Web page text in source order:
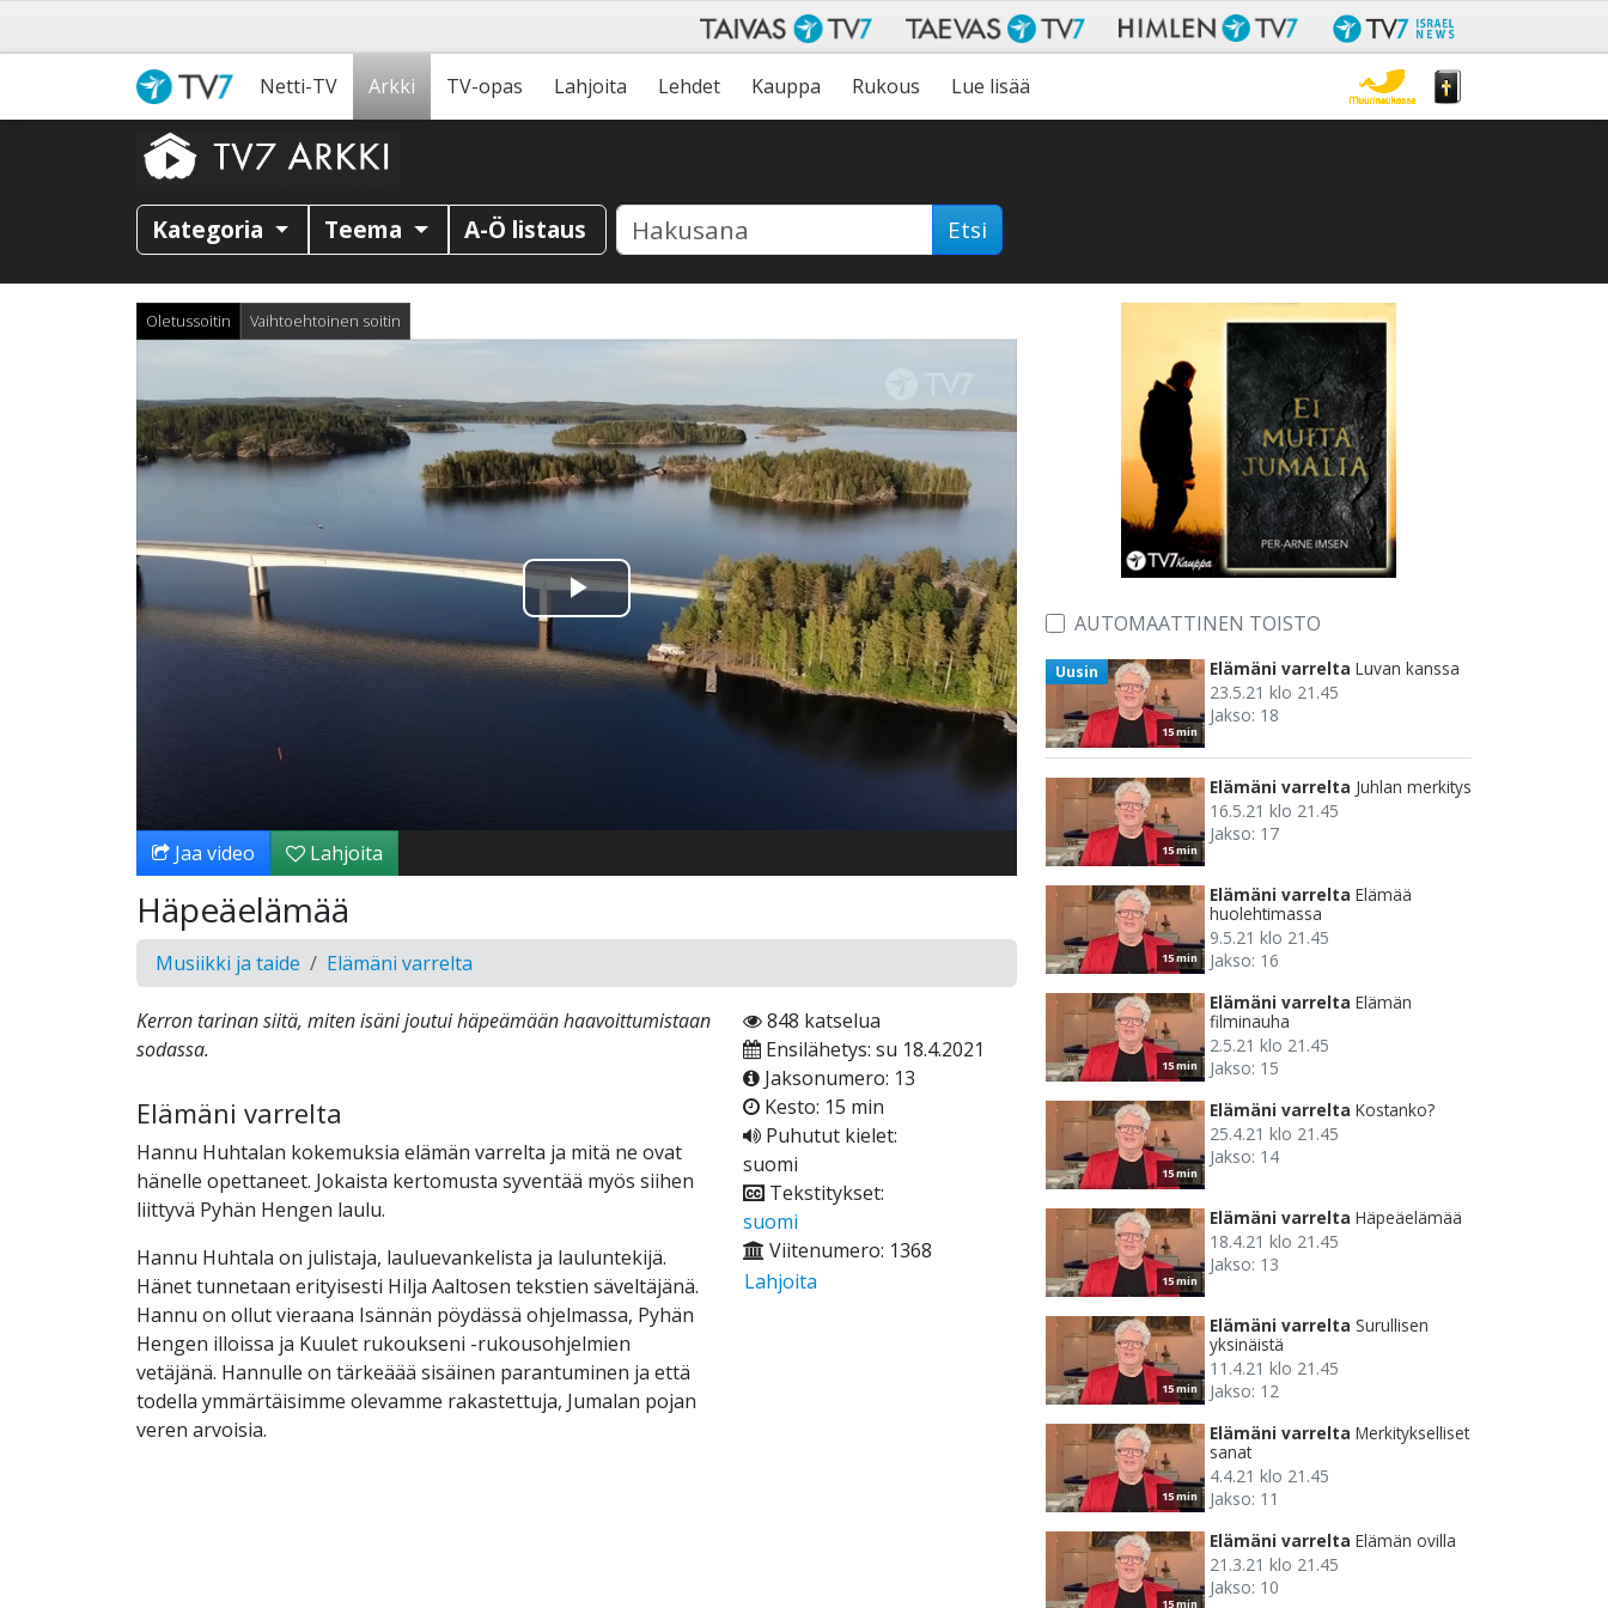
Netti-TV Arkki TV-opas Lahjoita Lehdet Kauppa Rukous Lue lisää
Kategoria Teema A-Ö listaus Etsi
Oletussoitin Vaihtoehtoinen soitin
Toista
Video
Jaa video Lahjoita
Häpeäelämää
Musiikki ja taide Elämäni varrelta
Kerron tarinan siitä, miten isäni joutui häpeämään haavoittumistaan
sodassa.
Elämäni varrelta
Hannu Huhtalan kokemuksia elämän varrelta ja mitä ne ovat
hänelle opettaneet. Jokaista kertomusta syventää myös siihen
liittyvä Pyhän Hengen laulu.
Hannu Huhtala on julistaja, lauluevankelista ja lauluntekijä.
Hänet tunnetaan erityisesti Hilja Aaltosen tekstien säveltäjänä.
Hannu on ollut vieraana Isännän pöydässä ohjelmassa, Pyhän
Hengen illoissa ja Kuulet rukoukseni -rukousohjelmien
vetäjänä. Hannulle on tärkeäää sisäinen parantuminen ja että
todella ymmärtäisimme olevamme rakastettuja, Jumalan pojan
veren arvoisia.
848 katselua
Ensilähetys: su 18.4.2021
Jaksonumero: 13
Kesto: 15 min
Puhutut kielet:
suomi
Tekstitykset:
suomi
Viitenumero: 1368
Lahjoita
AUTOMAATTINEN TOISTO
15 min
Uusin Elämäni varrelta Luvan kanssa
23.5.21 klo 21.45
Jakso: 18
15 min
Elämäni varrelta Juhlan merkitys
16.5.21 klo 21.45
Jakso: 17
15 min
Elämäni varrelta Elämää
huolehtimassa
9.5.21 klo 21.45
Jakso: 16
15 min
Elämäni varrelta Elämän
filminauha
2.5.21 klo 21.45
Jakso: 15
15 min
Elämäni varrelta Kostanko?
25.4.21 klo 21.45
Jakso: 14
15 min
Elämäni varrelta Häpeäelämää
18.4.21 klo 21.45
Jakso: 13
15 min
Elämäni varrelta Surullisen
yksinäistä
11.4.21 klo 21.45
Jakso: 12
15 min
Elämäni varrelta Merkitykselliset
sanat
4.4.21 klo 21.45
Jakso: 11
15 min
Elämäni varrelta Elämän ovilla
21.3.21 klo 21.45
Jakso: 10